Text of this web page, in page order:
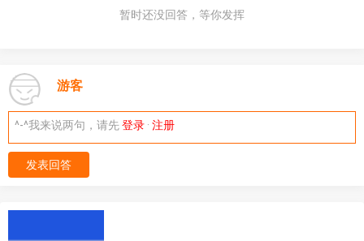
暂时还没回答，等你发挥
游客
^-^我来说两句，请先登录 · 注册
发表回答